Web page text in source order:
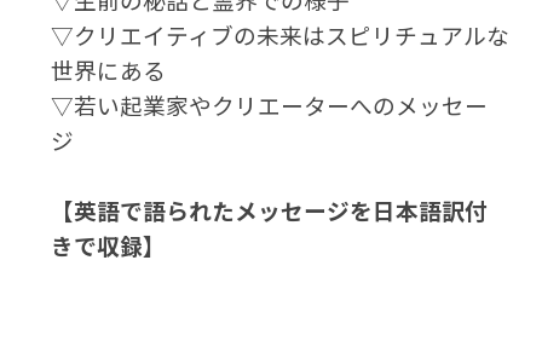
▽クリエイティブの未来はスピリチュアルな
世界にある
▽若い起業家やクリエーターへのメッセー
ジ
【英語で語られたメッセージを日本語訳付
きで収録】